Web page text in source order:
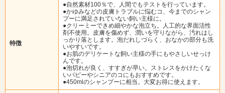
特徴
●自然素材100％で、人間でもテストを行っています。
●かゆみなどの皮膚トラブルに悩むコ、今までのシャン
プーに満足されていない飼い主様に。
●クリーミーできめ細やかな泡立ち。人工的な界面活性
剤不使用。皮膚を傷めず、潤いを守りながら、汚れはし
っかり落とします。泡だれしづらく、おなかの部分も洗
いやすいです。
●お肌のデリケートな飼い主様の手にもやさしいせっけ
んです。
●泡切れが良く、すすぎが早い。ストレスをかけたくな
いパピーやシニアのコにもおすすめです。
●450mlのシャンプーに相当。大変お得に使えます。